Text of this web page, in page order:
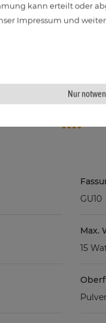
Amazon Alexa oder
oder „OK Google,
GU10
Max.
15
kann erteilt oder
Impressum und
Nur